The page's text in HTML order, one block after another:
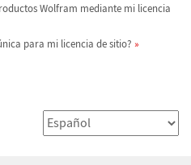
Wolfram mediante mi licencia
para mi licencia de sitio?